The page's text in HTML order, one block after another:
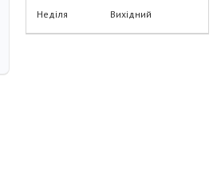
Неділя
Вихідний